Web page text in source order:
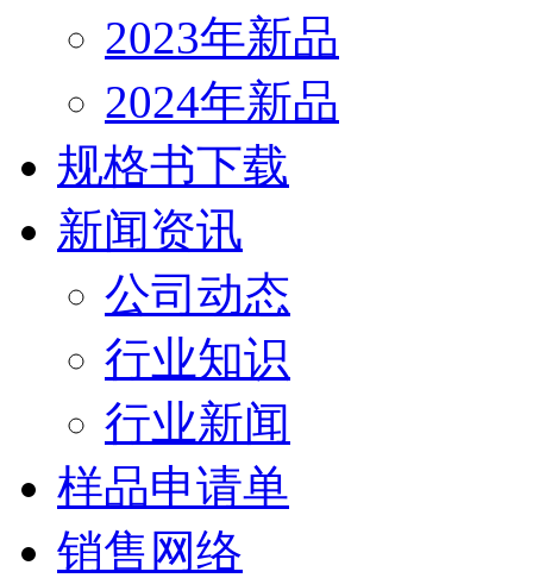
2023年新品
2024年新品
规格书下载
新闻资讯
公司动态
行业知识
行业新闻
样品申请单
销售网络